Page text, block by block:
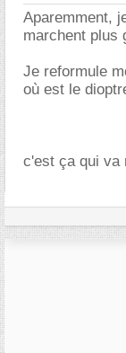
Aparemment,
marchent plus
Je reformule
où est le
c'est ça qui va